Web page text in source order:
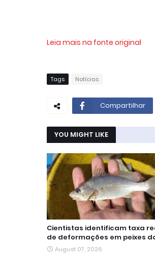
Leia mais na fonte original
Tags Notícias
Compartilhar
YOU MIGHT LIKE
Cientistas identificam taxa
de deformações em peixes
August 07, 2026